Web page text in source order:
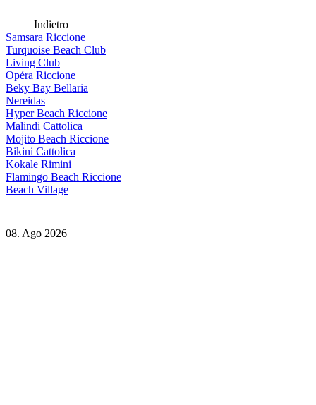
Indietro
Samsara Riccione
Turquoise Beach Club
Living Club
Opéra Riccione
Beky Bay Bellaria
Nereidas
Hyper Beach Riccione
Malindi Cattolica
Mojito Beach Riccione
Bikini Cattolica
Kokale Rimini
Flamingo Beach Riccione
Beach Village
08. Ago 2026